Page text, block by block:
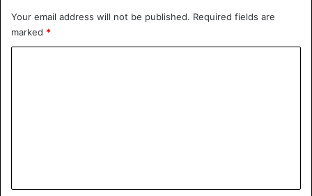
Your email address will not be published. Required fields are
marked *